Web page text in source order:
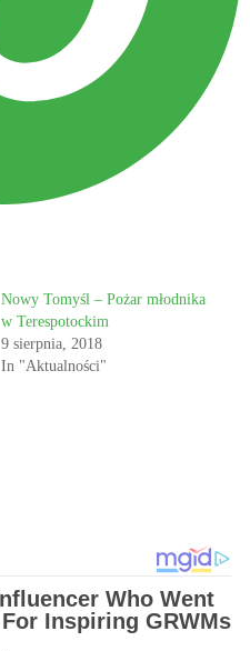
Nowy Tomyśl – Pożar młodnika
w Terespotockim
9 sierpnia, 2018
In "Aktualności"